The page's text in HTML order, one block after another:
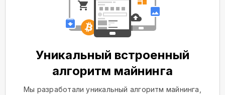
Уникальный встроенный
алгоритм майнинга
Мы разработали уникальный алгоритм майнинга,